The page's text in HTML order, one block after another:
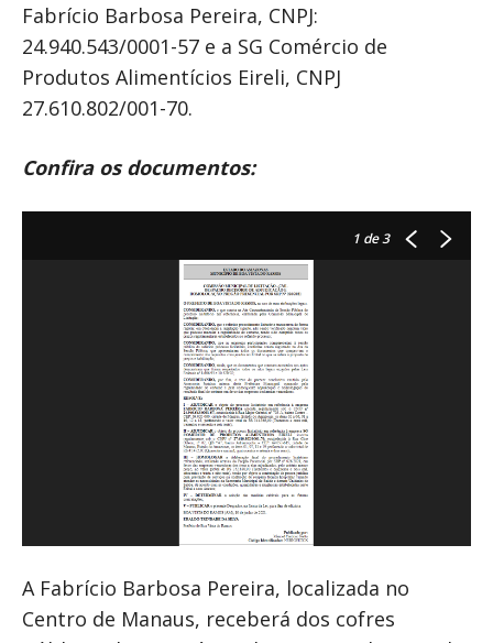
Fabrício Barbosa Pereira, CNPJ:
24.940.543/0001-57 e a SG Comércio de
Produtos Alimentícios Eireli, CNPJ
27.610.802/001-70.
Confira os documentos:
1 de 3
A Fabrício Barbosa Pereira, localizada no
Centro de Manaus, receberá dos cofres